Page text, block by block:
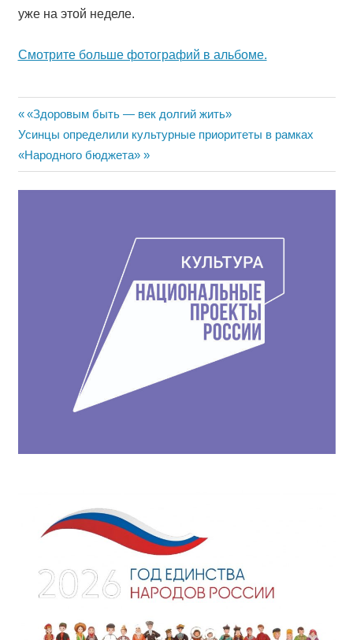
уже на этой неделе.
Смотрите больше фотографий в альбоме.
Навигация
по
записям
Предыдущая
запись:
«Здоровым быть — век долгий жить»
Следующая
запись:
Усинцы определили культурные приоритеты в рамках
«Народного бюджета»